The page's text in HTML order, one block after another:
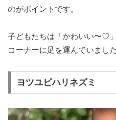
のがポイントです。
子どもたちは「かわいい〜♡
コーナーに足を運んでいました
ヨツユビハリネズミ